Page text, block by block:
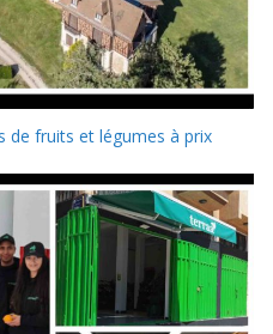
de fruits et légumes à prix